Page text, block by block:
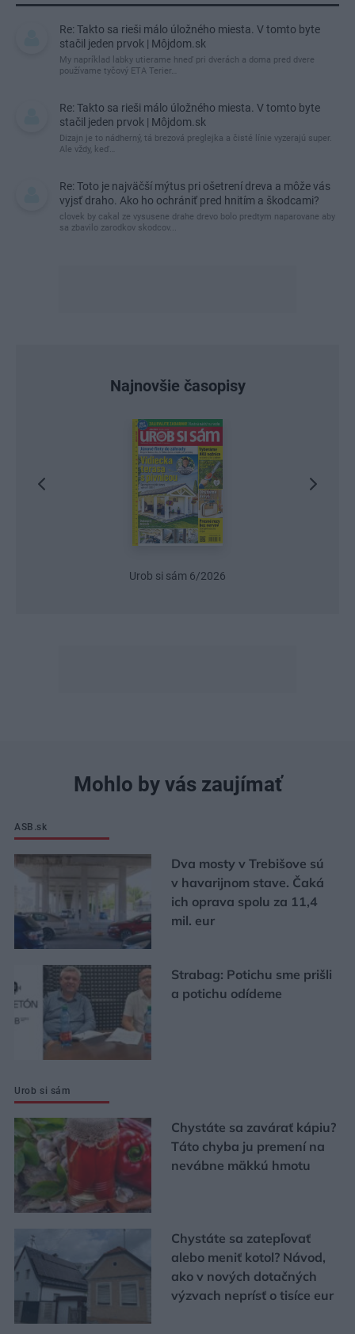
Re: Takto sa rieši málo úložného miesta. V tomto byte
stačil jeden prvok | Môjdom.sk
My napríklad labky utierame hneď pri dverách a doma pred dvere
používame tyčový ETA Terier…
Re: Takto sa rieši málo úložného miesta. V tomto byte
stačil jeden prvok | Môjdom.sk
Dizajn je to nádherný, tá brezová preglejka a čisté línie vyzerajú super.
Ale vždy, keď…
Re: Toto je najväčší mýtus pri ošetrení dreva a môže vás
vyjsť draho. Ako ho ochrániť pred hnitím a škodcami?
clovek by cakal ze vysusene drahe drevo bolo predtym naparovane aby
sa zbavilo zarodkov skodcov...
Najnovšie časopisy
Urob si sám 6/2026
Mohlo by vás zaujímať
ASB.sk
Dva mosty v Trebišove sú
v havarijnom stave. Čaká
ich oprava spolu za 11,4
mil. eur
Strabag: Potichu sme prišli
a potichu odídeme
Urob si sám
Chystáte sa zavárať kápiu?
Táto chyba ju premení na
nevábne mäkkú hmotu
Chystáte sa zatepľovať
alebo meniť kotol? Návod,
ako v nových dotačných
výzvach neprísť o tisíce eur